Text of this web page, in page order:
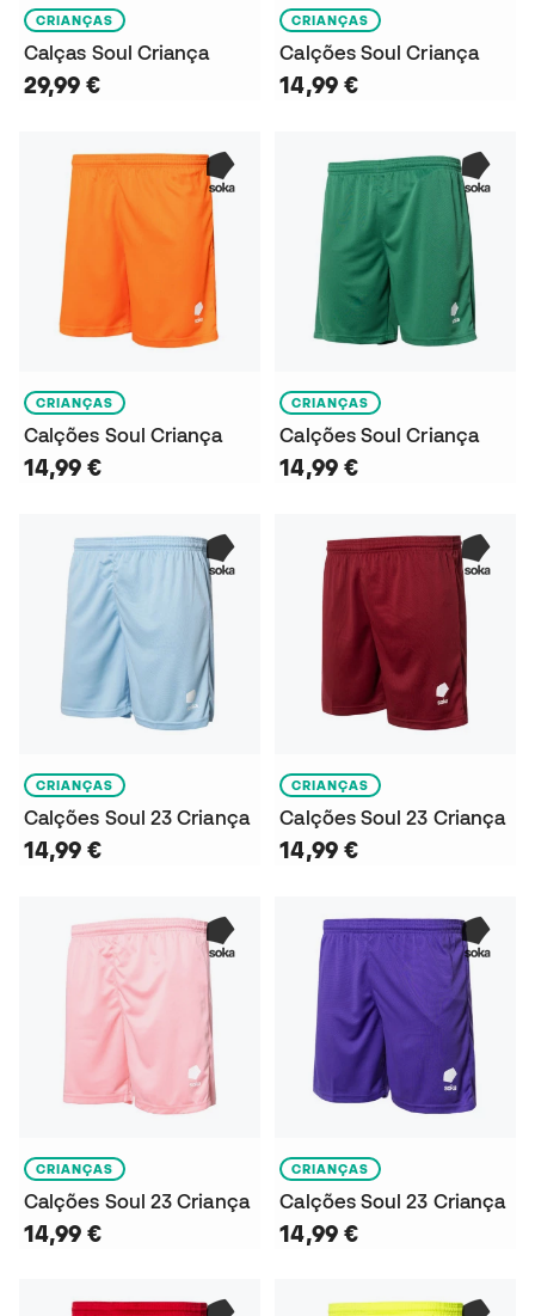
CRIANÇAS
Calças Soul Criança
29,99 €
CRIANÇAS
Calções Soul Criança
14,99 €
CRIANÇAS
Calções Soul Criança
14,99 €
CRIANÇAS
Calções Soul Criança
14,99 €
CRIANÇAS
Calções Soul 23 Criança
14,99 €
CRIANÇAS
Calções Soul 23 Criança
14,99 €
CRIANÇAS
Calções Soul 23 Criança
14,99 €
CRIANÇAS
Calções Soul 23 Criança
14,99 €